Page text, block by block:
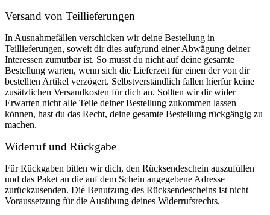
Versand von Teillieferungen
In Ausnahmefällen verschicken wir deine Bestellung in
Teillieferungen, soweit dir dies aufgrund einer Abwägung deiner
Interessen zumutbar ist. So musst du nicht auf deine gesamte
Bestellung warten, wenn sich die Lieferzeit für einen der von dir
bestellten Artikel verzögert. Selbstverständlich fallen hierfür keine
zusätzlichen Versandkosten für dich an. Sollten wir dir wider
Erwarten nicht alle Teile deiner Bestellung zukommen lassen
können, hast du das Recht, deine gesamte Bestellung rückgängig zu
machen.
Widerruf und Rückgabe
Für Rückgaben bitten wir dich, den Rücksendeschein auszufüllen
und das Paket an die auf dem Schein angegebene Adresse
zurückzusenden. Die Benutzung des Rücksendescheins ist nicht
Voraussetzung für die Ausübung deines Widerrufsrechts.